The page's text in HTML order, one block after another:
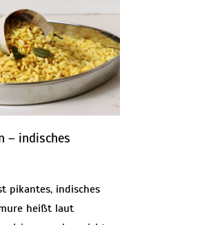
– indisches
pikantes, indisches
heißt laut